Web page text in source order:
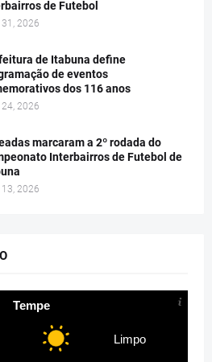
de Futebol
2026
de Itabuna define
de eventos
dos 116 anos
2026
marcaram a 2º rodada do
Interbairros de Futebol de
2026
Tempe
Limpo